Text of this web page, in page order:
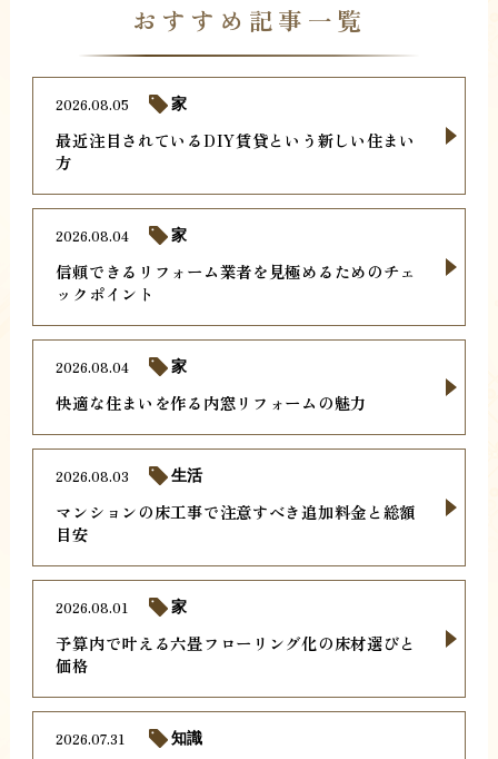
おすすめ記事一覧
最近注目されているDIY賃貸という新しい住まい
方
2026.08.05 家
信頼できるリフォーム業者を見極めるためのチェ
ックポイント
2026.08.04 家
快適な住まいを作る内窓リフォームの魅力
2026.08.04 家
マンションの床工事で注意すべき追加料金と総額
目安
2026.08.03 生活
予算内で叶える六畳フローリング化の床材選びと
価格
2026.08.01 家
2026.07.31 知識